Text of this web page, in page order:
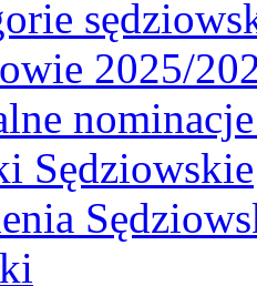
2025/
Sędziowskie